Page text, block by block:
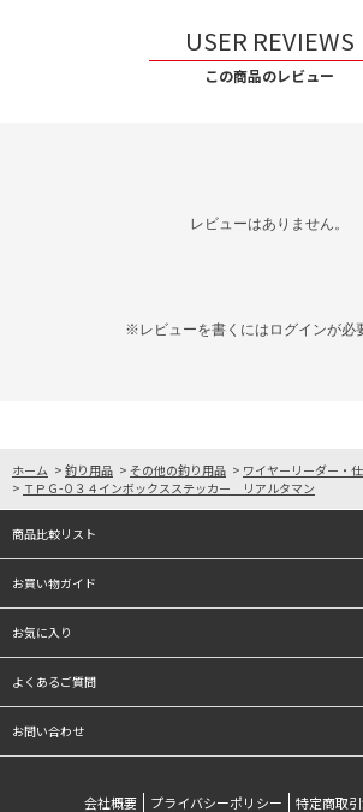
USER REVIEWS
この商品のレビュー
レビューはありません。
※レビューを書くには ログインが必
ホーム > 釣り用品 > その他の釣り用品 > ワイヤーリーダー・
> ＴＰＧ-０３４インボックスステッカー リアルタマン
商品比較リスト
お買い物ガイド
お気に入り
よくあるご質問
お問い合わせ
会社概要 プライバシーポリシー 特定商取